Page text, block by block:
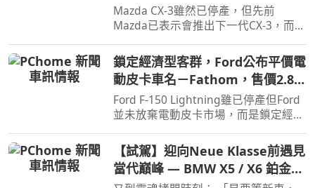
Mazda CX-3雖然已停產，但先前
Mazda已表示會推出下一代CX-3，而就
在近日Mazda於會議報告中就透露了新
一代CX-3。
鎖定經濟型客群，Ford公布平價電
動皮卡車名－Fathom，售價2.8萬
美元起
Ford F-150 Lightning雖已停產但Ford
並未放棄電動皮卡市場，而是鎖定經濟
電動皮卡車名與售價。
【試駕】迎向Neue Klasse前遇見
當代巔峰 — BMW X5 / X6 鉑金版